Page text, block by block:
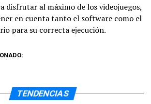
disfrutar al máximo de los videojuegos,
en cuenta tanto el software como el
para su correcta ejecución.
TENDENCIAS